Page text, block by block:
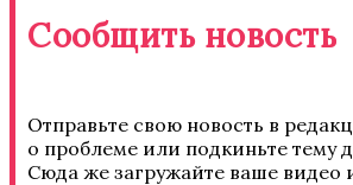
Сообщить новость
Отправьте свою новость в
о проблеме или подкиньте тему
Сюда же загружайте ваше видео